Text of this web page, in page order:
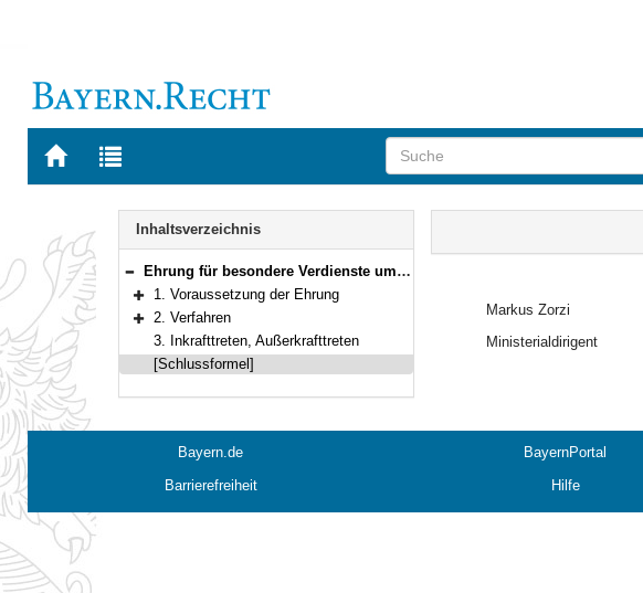
Zur
BAYERN.RECHT
Zur
letzten
Navigation
Inhaltsverzeichnis
Bereich reduzieren
Ehrung für besondere Verdienste um pflegebedürftige Menschen mit Behinderung
Bereich erweitern
1. Voraussetzung der Ehrung
Bereich erweitern
2. Verfahren
3. Inkrafttreten, Außerkrafttreten
[Schlussformel]
Markus Zorzi
Ministerialdirigent
Bayern.de BayernPortal
Barrierefreiheit
Hilfe